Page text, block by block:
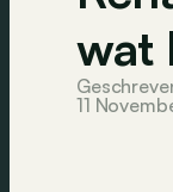
wat
11